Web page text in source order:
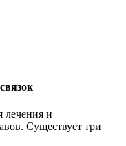
лечения и
Существует три